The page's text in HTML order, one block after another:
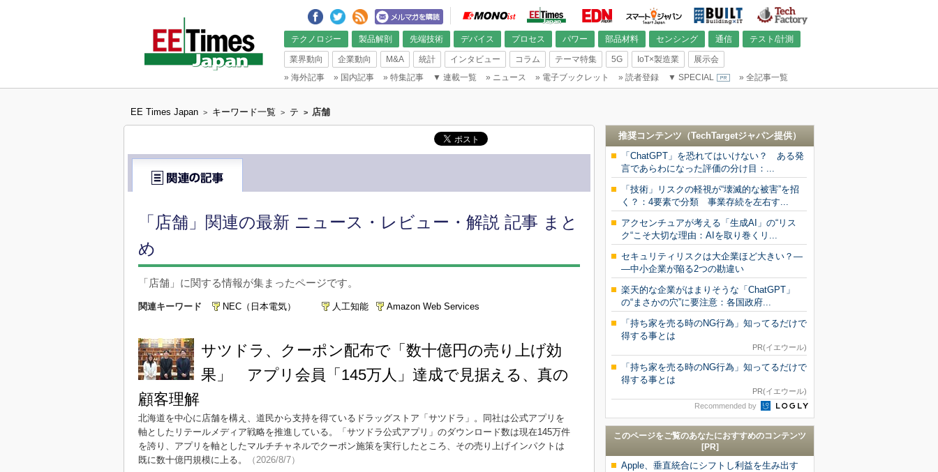
テクノロジー 製品解剖 先端技術 デバイス プロセス パワー 部品材料 センシング 通信 テスト/計測
業界動向 企業動向 M&A 統計 インタビュー コラム テーマ特集 5G IoT×製造業
展示会
» 海外記事 » 国内記事 » 特集記事 ▼ 連載一覧 » ニュース » 電子ブックレット » 読者登録 ▼ SPECIAL » 全記事一覧
EE Times Japan > キーワード一覧 > テ > 店舗
「店舗」関連の最新 ニュース・レビュー・解説 記事 まと
め
「店舗」に関する情報が集まったページです。
関連キーワード NEC（日本電気） 人工知能 Amazon Web Services
サツドラ、クーポン配布で「数十億円の売り上げ効
果」 アプリ会員「145万人」達成で見据える、真の
顧客理解
北海道を中心に店舗を構え、道民から支持を得ているドラッグストア「サツドラ」。同社は公式アプリを
軸としたリテールメディア戦略を推進している。「サツドラ公式アプリ」のダウンロード数は現在145万件
を誇り、アプリを軸としたマルチチャネルでクーポン施策を実行したところ、その売り上げインパクトは
既に数十億円規模に上る。
（2026/8/7）
推奨コンテンツ（TechTargetジャパン提供）
「ChatGPT」を恐れてはいけない？ ある発
言であらわになった評価の分け目：...
「技術」リスクの軽視が“壊滅的な被害”を招
く？：4要素で分類 事業存続を左右す...
アクセンチュアが考える「生成AI」の“リス
ク“こそ大切な理由：AIを取り巻くリ...
セキュリティリスクは大企業ほど大きい？―
―中小企業が陥る2つの勘違い
楽天的な企業がはまりそうな「ChatGPT」
の“まさかの穴”に要注意：各国政府...
「持ち家を売る時のNG行為」知ってるだけで
得する事とは
PR(イエウール)
「持ち家を売る時のNG行為」知ってるだけで
得する事とは
PR(イエウール)
Recommended by
このページをご覧のあなたにおすすめのコンテンツ
[PR]
Apple、垂直統合にシフトし利益を生み出す